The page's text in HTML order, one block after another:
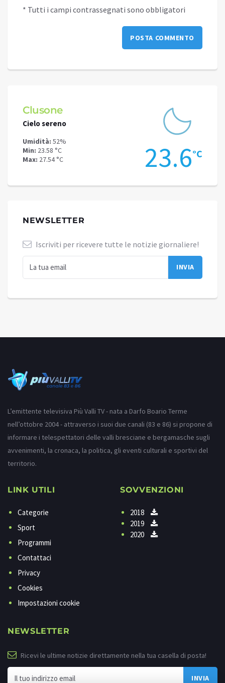
* Tutti i campi contrassegnati sono obbligatori
Schilpario
Cielo sereno
Umidità: 52%
Min: 20.21 °C
Max: 20.21 °C 20.2°C
NEWSLETTER
Iscriviti per ricevere tutte le notizie giornaliere!
L’emittente televisiva Più Valli TV - nata a Darfo Boario Terme
nell’ottobre 2004 - attraverso i suoi due canali (83 e 86) si propone di
informare i telespettatori delle valli bresciane e bergamasche sugli
avvenimenti, la cronaca, la politica, gli eventi culturali e sportivi del
territorio.
LINK UTILI
Categorie
Sport
Programmi
Contattaci
Privacy
Cookies
Impostazioni cookie
SOVVENZIONI
2018
2019
2020
NEWSLETTER
Ricevi le ultime notizie direttamente nella tua casella di posta!